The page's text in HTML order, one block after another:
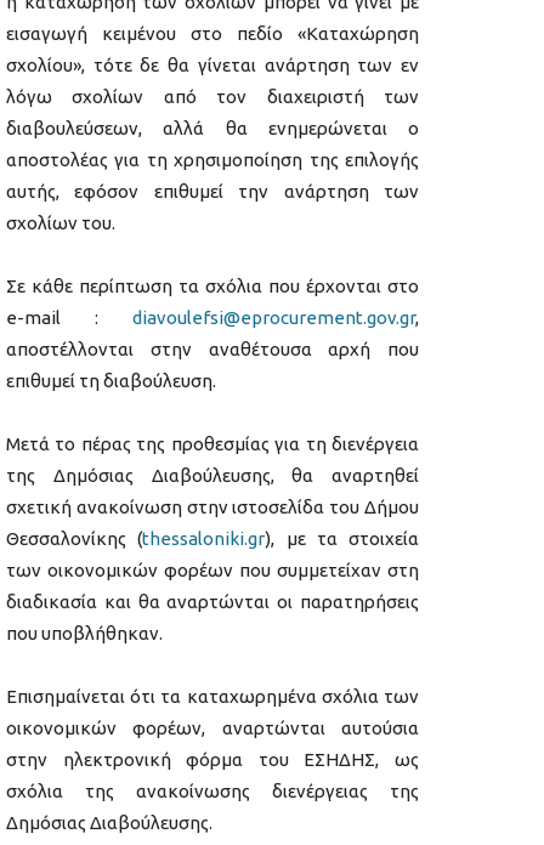
εισαγωγή κειμένου στο πεδίο «Καταχώρηση
σχολίου», τότε δε θα γίνεται ανάρτηση των εν
λόγω σχολίων από τον διαχειριστή των
διαβουλεύσεων, αλλά θα ενημερώνεται ο
αποστολέας για τη χρησιμοποίηση της επιλογής
αυτής, εφόσον επιθυμεί την ανάρτηση των
σχολίων του.
Σε κάθε περίπτωση τα σχόλια που έρχονται στο
e-mail : diavoulefsi@eprocurement.gov.gr,
αποστέλλονται στην αναθέτουσα αρχή που
επιθυμεί τη διαβούλευση.
Μετά το πέρας της προθεσμίας για τη διενέργεια
της Δημόσιας Διαβούλευσης, θα αναρτηθεί
σχετική ανακοίνωση στην ιστοσελίδα του Δήμου
Θεσσαλονίκης (thessaloniki.gr), με τα στοιχεία
των οικονομικών φορέων που συμμετείχαν στη
διαδικασία και θα αναρτώνται οι παρατηρήσεις
που υποβλήθηκαν.
Επισημαίνεται ότι τα καταχωρημένα σχόλια των
οικονομικών φορέων, αναρτώνται αυτούσια
στην ηλεκτρονική φόρμα του ΕΣΗΔΗΣ, ως
σχόλια της ανακοίνωσης διενέργειας της
Δημόσιας Διαβούλευσης.